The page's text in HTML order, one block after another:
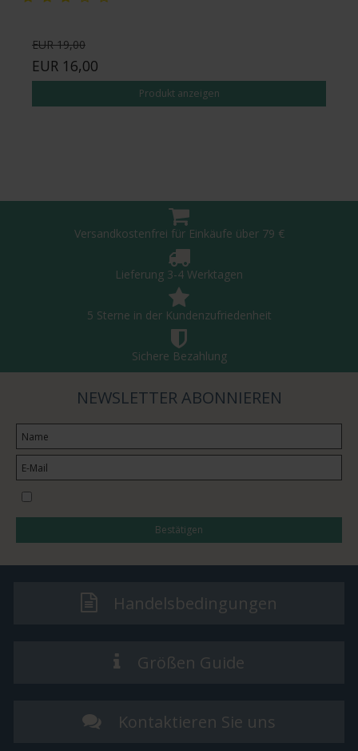
EUR 19,00
EUR 16,00
Produkt anzeigen
Versandkostenfrei für Einkäufe über 79 €
Lieferung 3-4 Werktagen
5 Sterne in der Kundenzufriedenheit
Sichere Bezahlung
NEWSLETTER ABONNIEREN
Bestätigen
Handelsbedingungen
Größen Guide
Kontaktieren Sie uns